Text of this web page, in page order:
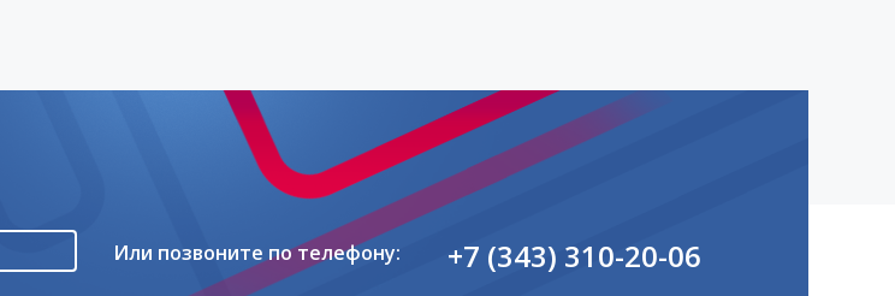
Или позвоните по телефону: +7 (343) 310-20-06